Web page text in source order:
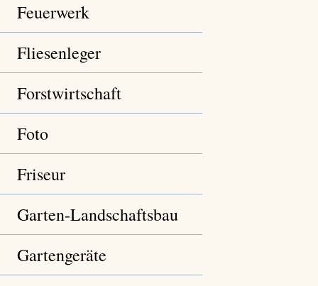
Feuerwerk
Fliesenleger
Forstwirtschaft
Foto
Friseur
Garten-Landschaftsbau
Gartengeräte